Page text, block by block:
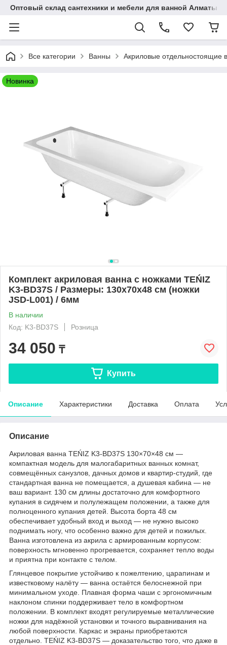
Оптовый склад сантехники и мебели для ванной Алматы •
Все категории Ванны Акриловые отдельностоящие
Новинка
Комплект акриловая ванна с ножками TEŃIZ
K3-BD37S / Размеры: 130х70х48 см (ножки
JSD-L001) / 6мм
В наличии
Код: K3-BD37S
Розница
34 050 ₸
Купить
Описание Характеристики Доставка Оплата
Описание
Акриловая ванна TEŃIZ K3-BD37S 130×70×48 см —
компактная модель для малогабаритных ванных комнат,
совмещённых санузлов, дачных домов и квартир-студий, где
стандартная ванна не помещается, а душевая кабина — не
ваш вариант. 130 см длины достаточно для комфортного
купания в сидячем и полулежащем положении, а также для
полноценного купания детей. Высота борта 48 см
обеспечивает удобный вход и выход — не нужно высоко
поднимать ногу, что особенно важно для детей и пожилых.
Ванна изготовлена из акрила с армированным корпусом:
поверхность мгновенно прогревается, сохраняет тепло воды
и приятна при контакте с телом.
Глянцевое покрытие устойчиво к пожелтению, царапинам и
известковому налёту — ванна остаётся белоснежной при
минимальном уходе. Плавная форма чаши с эргономичным
наклоном спинки поддерживает тело в комфортном
положении. В комплект входят регулируемые металлические
ножки для надёжной установки и точного выравнивания на
любой поверхности. Каркас и экраны приобретаются
отдельно. TEŃIZ K3-BD37S — доказательство того, что даже в